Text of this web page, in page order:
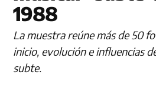
1988
La muestra reúne más de 50
inicio, evolución e influencias
subte.